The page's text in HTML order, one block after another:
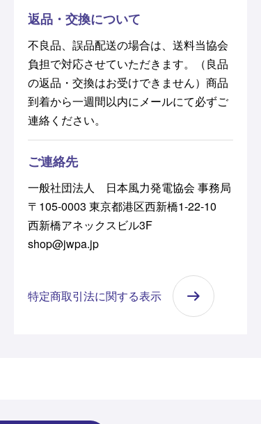
返品・交換について
不良品、誤品配送の場合は、送料当協会
負担で対応させていただきます。（良品
の返品・交換はお受けできません）商品
到着から一週間以内にメールにて必ずご
連絡ください。
ご連絡先
一般社団法人 日本風力発電協会 事務局
〒105-0003 東京都港区西新橋1-22-10
西新橋アネックスビル3F
shop@jwpa.jp
特定商取引法に関する表示